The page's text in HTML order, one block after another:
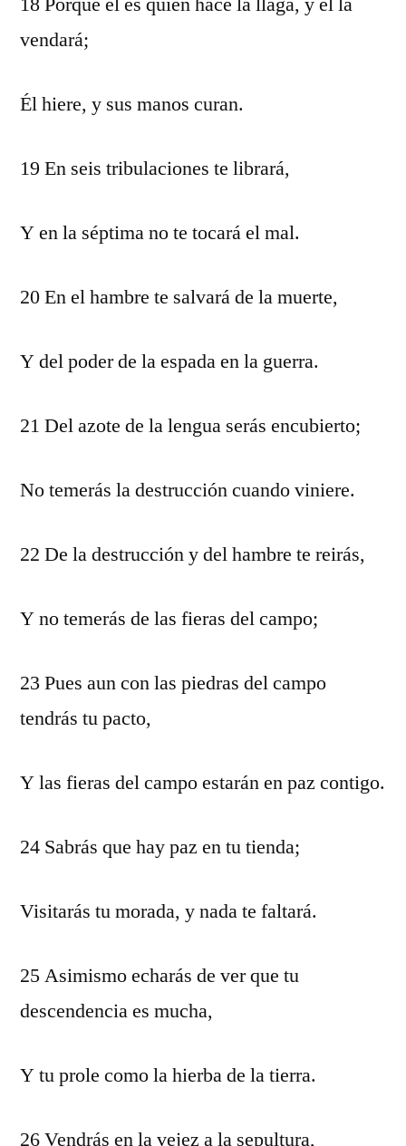
vendará;
Él hiere, y sus manos curan.
19 En seis tribulaciones te librará,
Y en la séptima no te tocará el mal.
20 En el hambre te salvará de la muerte,
Y del poder de la espada en la guerra.
21 Del azote de la lengua serás encubierto;
No temerás la destrucción cuando viniere.
22 De la destrucción y del hambre te reirás,
Y no temerás de las fieras del campo;
23 Pues aun con las piedras del campo
tendrás tu pacto,
Y las fieras del campo estarán en paz contigo.
24 Sabrás que hay paz en tu tienda;
Visitarás tu morada, y nada te faltará.
25 Asimismo echarás de ver que tu
descendencia es mucha,
Y tu prole como la hierba de la tierra.
26 Vendrás en la vejez a la sepultura,